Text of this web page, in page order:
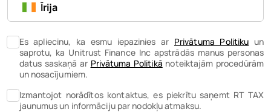
Īrija
Es apliecinu, ka esmu iepazinies ar Privātuma Politiku un
saprotu, ka Unitrust Finance Inc apstrādās manus personas
datus saskaņā ar Privātuma Politikā noteiktajām procedūrām
un nosacījumiem.
Izmantojot norādītos kontaktus, es piekrītu saņemt RT TAX
jaunumus un informāciju par nodokļu atmaksu.